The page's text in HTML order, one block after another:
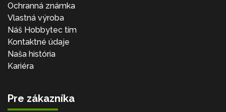
Ochranná známka
Vlastná výroba
Náš Hobbytec tím
Kontaktné údaje
Naša história
Kariéra
Pre zákazníka